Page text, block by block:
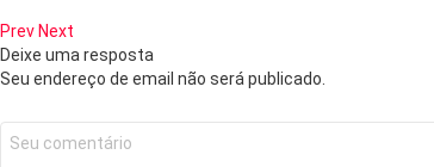
Prev Next
Deixe uma resposta
Seu endereço de email não será publicado.